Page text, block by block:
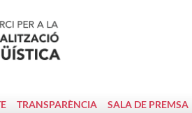
TRANSPARÈNCIA SALA DE PREMSA